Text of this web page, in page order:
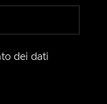
dei dati